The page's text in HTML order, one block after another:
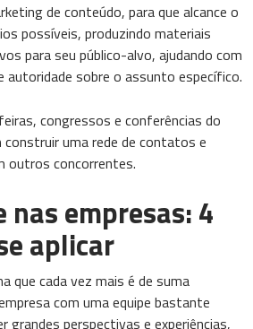
de conteúdo, para que alcance o
possíveis, produzindo materiais
para seu público-alvo, ajudando com
autoridade sobre o assunto específico.
congressos e conferências do
uma rede de contatos e
outros concorrentes.
nas empresas: 4
aplicar
que cada vez mais é de suma
com uma equipe bastante
grandes perspectivas e experiências,